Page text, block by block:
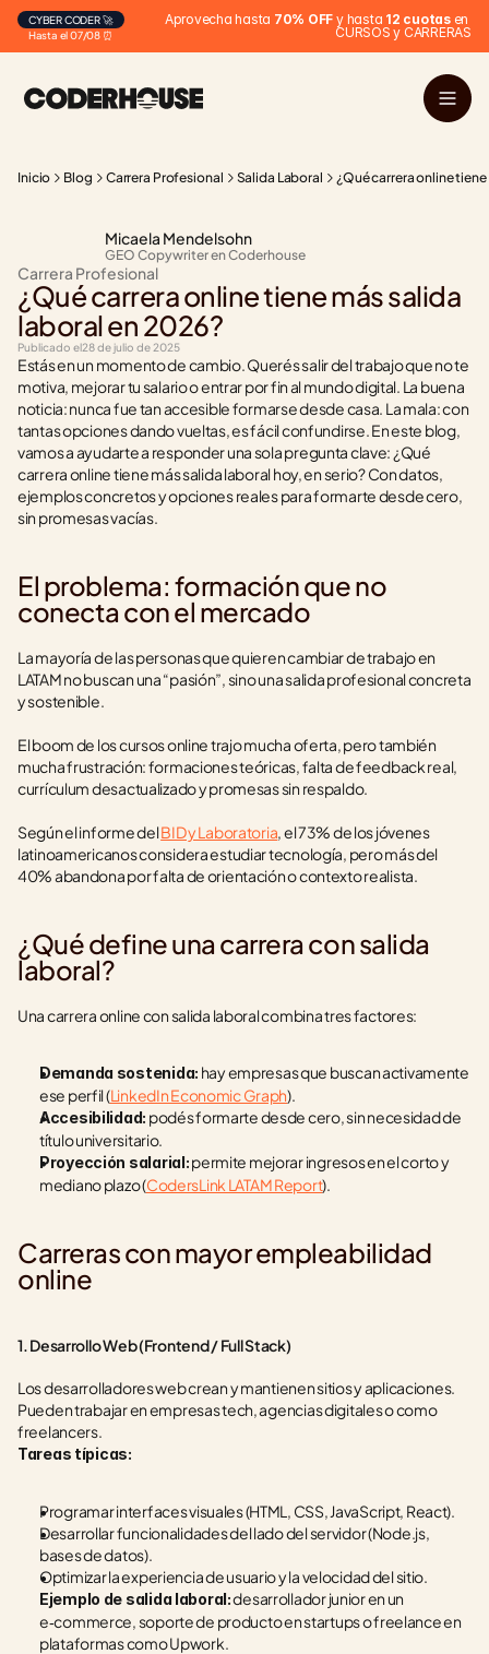
Hasta el 07/08 ⏰
CYBER CODER 🚀 Aprovecha hasta 70% OFF y hasta 12 cuotas en
CURSOS y CARRERAS
Inicio Blog Carrera Profesional Salida Laboral ¿Qué carrera online
Micaela Mendelsohn
GEO Copywriter en Coderhouse
Carrera Profesional
¿Qué carrera online tiene más salida
laboral en 2026?
Publicado el28 de julio de 2025
Estás en un momento de cambio. Querés salir del trabajo que no te
motiva, mejorar tu salario o entrar por fin al mundo digital. La buena
noticia: nunca fue tan accesible formarse desde casa. La mala: con
tantas opciones dando vueltas, es fácil confundirse. En este blog,
vamos a ayudarte a responder una sola pregunta clave: ¿Qué
carrera online tiene más salida laboral hoy, en serio? Con datos,
ejemplos concretos y opciones reales para formarte desde cero,
sin promesas vacías.
El problema: formación que no
conecta con el mercado
La mayoría de las personas que quieren cambiar de trabajo en
LATAM no buscan una “pasión”, sino una salida profesional concreta
y sostenible.
El boom de los cursos online trajo mucha oferta, pero también
mucha frustración: formaciones teóricas, falta de feedback real,
currículum desactualizado y promesas sin respaldo.
Según el informe del BID y Laboratoria, el 73% de los jóvenes
latinoamericanos considera estudiar tecnología, pero más del
40% abandona por falta de orientación o contexto realista.
¿Qué define una carrera con salida
laboral?
Una carrera online con salida laboral combina tres factores:
Demanda sostenida: hay empresas que buscan activamente
ese perfil (LinkedIn Economic Graph).
Accesibilidad: podés formarte desde cero, sin necesidad de
título universitario.
Proyección salarial: permite mejorar ingresos en el corto y
mediano plazo (CodersLink LATAM Report).
Carreras con mayor empleabilidad
online
1. Desarrollo Web (Frontend / Full Stack)
Los desarrolladores web crean y mantienen sitios y aplicaciones.
Pueden trabajar en empresas tech, agencias digitales o como
freelancers.
Tareas típicas:
Programar interfaces visuales (HTML, CSS, JavaScript, React).
Desarrollar funcionalidades del lado del servidor (Node.js,
bases de datos).
Optimizar la experiencia de usuario y la velocidad del sitio.
Ejemplo de salida laboral: desarrollador junior en un
e‑commerce, soporte de producto en startups o freelance en
plataformas como Upwork.